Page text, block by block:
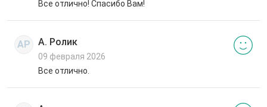
Все отлично! Спасибо Вам!
АР А. Ролик
09 февраля 2026
Все отлично.